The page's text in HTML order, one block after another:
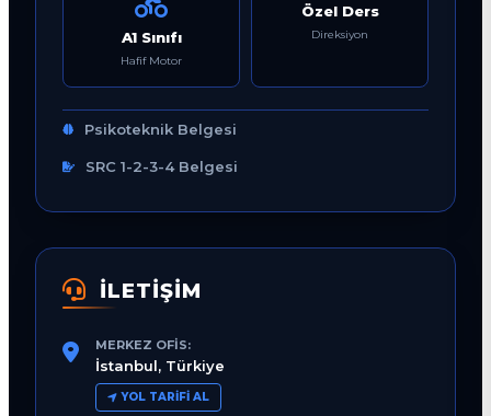
A1 Sınıfı
Hafif Motor
Özel Ders
Direksiyon
Psikoteknik Belgesi
SRC 1-2-3-4 Belgesi
İLETİŞİM
MERKEZ OFIS:
İstanbul, Türkiye
YOL TARIFI AL